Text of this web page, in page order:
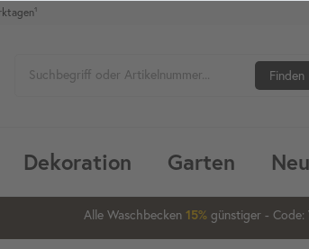
Finden
Dekoration Garten
02 01 27
Alle Waschbecken 15% günstiger - Code:
20%